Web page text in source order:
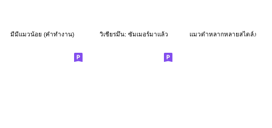
มีมี่แมวน้อย (คำทำงาน) วิเชียรมึน: ซัมเมอร์มาแล้ว แมวดำหลากหลายสไตล์♪